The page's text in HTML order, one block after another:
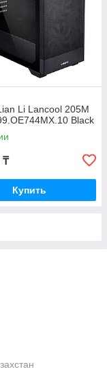
Li Lancool 205M
Black
₸
Купить